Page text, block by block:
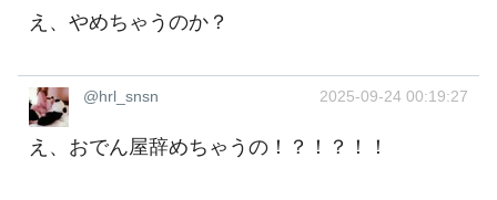
え、やめちゃうのか？
@hrl_snsn 2025-09-24 00:19:27
え、おでん屋辞めちゃうの！？！？！！